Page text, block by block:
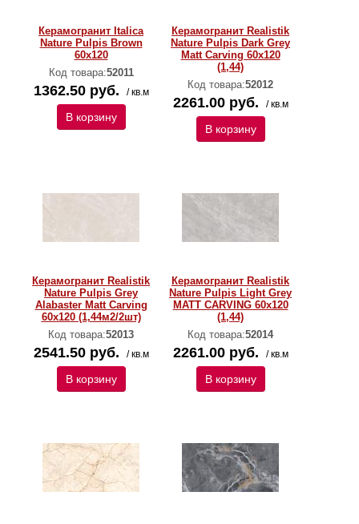
Керамогранит Italica
Nature Pulpis Brown
60x120
Код товара:52011
1362.50 руб. / кв.м
В корзину
Керамогранит Realistik
Nature Pulpis Dark Grey
Matt Carving 60x120
(1,44)
Код товара:52012
2261.00 руб. / кв.м
В корзину
Керамогранит Realistik
Nature Pulpis Grey
Alabaster Matt Carving
60x120 (1,44м2/2шт)
Код товара:52013
2541.50 руб. / кв.м
В корзину
Керамогранит Realistik
Nature Pulpis Light Grey
MATT CARVING 60х120
(1,44)
Код товара:52014
2261.00 руб. / кв.м
В корзину